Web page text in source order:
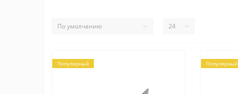
Популярный Популярный